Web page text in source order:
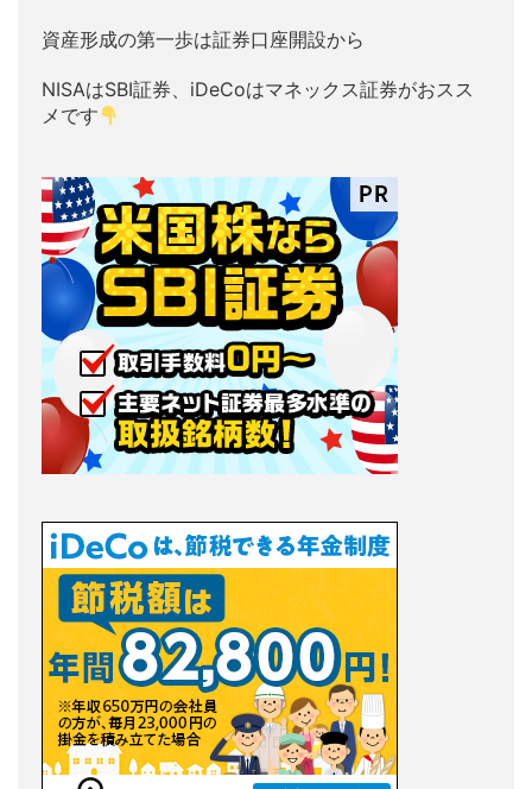
資産形成の第一歩は証券口座開設から
NISAはSBI証券、iDeCoはマネックス証券がおスス
メです